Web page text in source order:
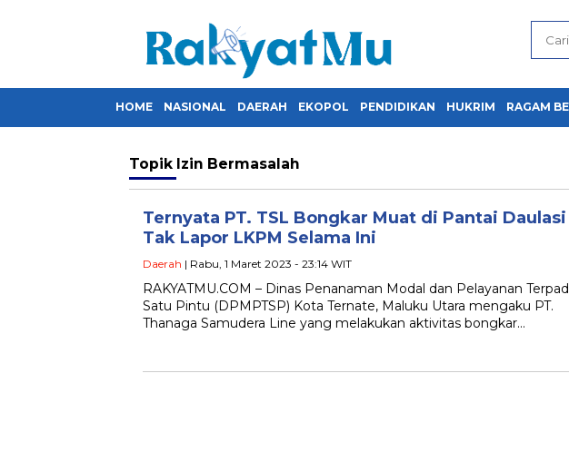
HOME NASIONAL DAERAH EKOPOL PENDIDIKAN HUKRIM RAGAM
Topik Izin Bermasalah
Ternyata PT. TSL Bongkar Muat di Pantai Daulasi
Tak Lapor LKPM Selama Ini
Daerah | Rabu, 1 Maret 2023 - 23:14 WIT
RAKYATMU.COM – Dinas Penanaman Modal dan Pelayanan
Satu Pintu (DPMPTSP) Kota Ternate, Maluku Utara mengaku PT.
Thanaga Samudera Line yang melakukan aktivitas bongkar…